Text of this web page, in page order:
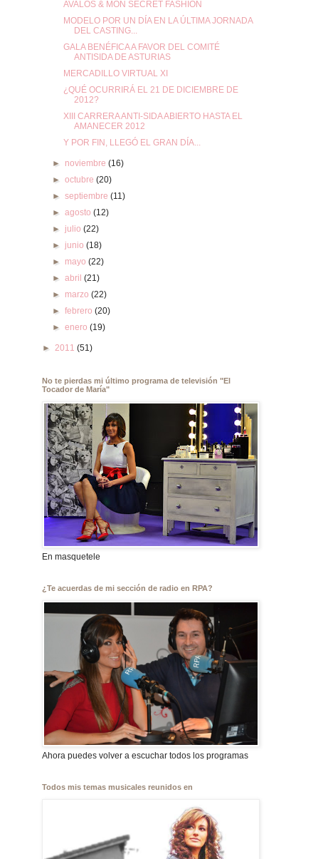
AVALOS & MON SECRET FASHION
MODELO POR UN DÍA EN LA ÚLTIMA JORNADA
DEL CASTING...
GALA BENÉFICA A FAVOR DEL COMITÉ
ANTISIDA DE ASTURIAS
MERCADILLO VIRTUAL XI
¿QUÉ OCURRIRÁ EL 21 DE DICIEMBRE DE
2012?
XIII CARRERA ANTI-SIDA ABIERTO HASTA EL
AMANECER 2012
Y POR FIN, LLEGÓ EL GRAN DÍA...
► noviembre(16)
►octubre(20)
►septiembre(11)
►agosto(12)
► julio(22)
► junio(18)
► mayo(22)
►abril(21)
► marzo(22)
►febrero(20)
►enero(19)
► 2011 (51)
No te pierdas mi último programa de televisión "El
Tocador de María"
En masquetele
¿Te acuerdas de mi sección de radio en RPA?
Ahora puedes volver a escuchar todos los programas
Todos mis temas musicales reunidos en